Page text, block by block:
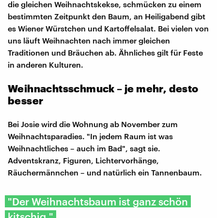
die gleichen Weihnachtskekse, schmücken zu einem
bestimmten Zeitpunkt den Baum, an Heiligabend gibt
es Wiener Würstchen und Kartoffelsalat. Bei vielen von
uns läuft Weihnachten nach immer gleichen
Traditionen und Bräuchen ab. Ähnliches gilt für Feste
in anderen Kulturen.
Weihnachtsschmuck – je mehr, desto
besser
Bei Josie wird die Wohnung ab November zum
Weihnachtsparadies. "In jedem Raum ist was
Weihnachtliches – auch im Bad", sagt sie.
Adventskranz, Figuren, Lichtervorhänge,
Räuchermännchen – und natürlich ein Tannenbaum.
"Der Weihnachtsbaum ist ganz schön